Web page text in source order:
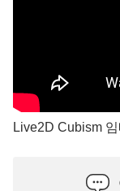
Live2D Cubism